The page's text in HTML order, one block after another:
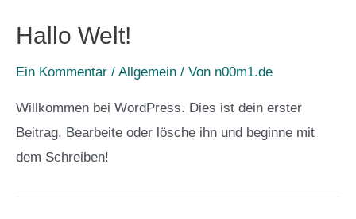
Hallo Welt!
Ein Kommentar / Allgemein / Von n00m1.de
Willkommen bei WordPress. Dies ist dein erster
Beitrag. Bearbeite oder lösche ihn und beginne mit
dem Schreiben!